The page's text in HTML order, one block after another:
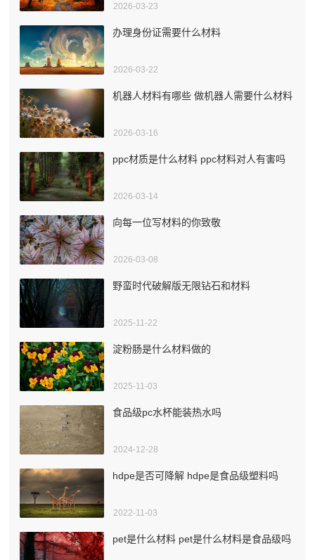
2026-03-23
办理身份证需要什么材料
2026-03-22
机器人材料有哪些 做机器人需要什么材料
2026-03-16
ppc材质是什么材料 ppc材料对人有害吗
2026-03-14
向每一位写材料的你致敬
2026-03-08
野蛮时代破解版无限钻石和材料
2025-11-22
淀粉肠是什么材料做的
2025-11-03
食品级pc水杯能装热水吗
2024-12-28
hdpe是否可降解 hdpe是食品级塑料吗
2022-11-03
pet是什么材料 pet是什么材料是食品级吗